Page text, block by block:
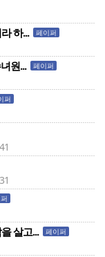
하... 페이퍼
원... 페이퍼
퍼
살고... 페이퍼